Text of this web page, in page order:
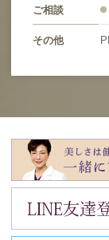
ご相談
その他